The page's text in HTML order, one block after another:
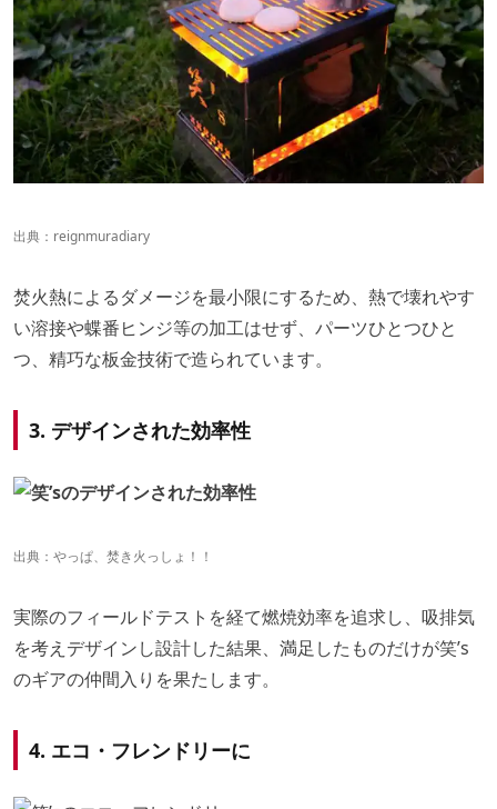
出典：reignmuradiary
焚火熱によるダメージを最小限にするため、熱で壊れやす
い溶接や蝶番ヒンジ等の加工はせず、パーツひとつひと
つ、精巧な板金技術で造られています。
3. デザインされた効率性
出典：やっぱ、焚き火っしょ！！
実際のフィールドテストを経て燃焼効率を追求し、吸排気
を考えデザインし設計した結果、満足したものだけが笑’s
のギアの仲間入りを果たします。
4. エコ・フレンドリーに